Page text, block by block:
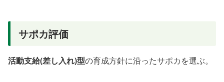
サポカ評価
活動支給(差し入れ)型の育成方針に沿ったサポカを選ぶ。